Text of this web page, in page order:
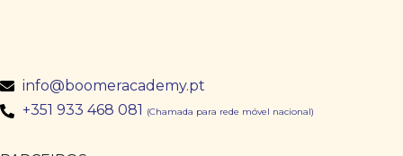
info@boomeracademy.pt
+351 933 468 081 (Chamada para rede móvel nacional)